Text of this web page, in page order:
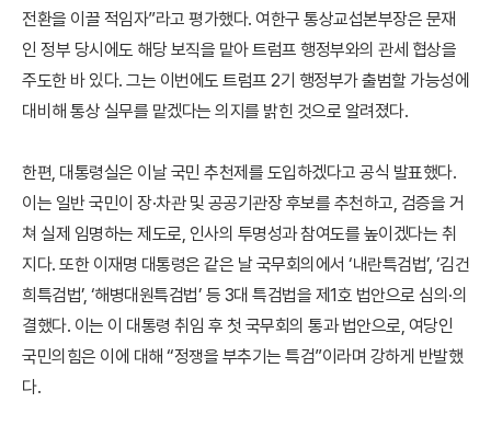
전환을 이끌 적임자”라고 평가했다. 여한구 통상교섭본부장은 문재
인 정부 당시에도 해당 보직을 맡아 트럼프 행정부와의 관세 협상을
주도한 바 있다. 그는 이번에도 트럼프 2기 행정부가 출범할 가능성에
대비해 통상 실무를 맡겠다는 의지를 밝힌 것으로 알려졌다.
한편, 대통령실은 이날 국민 추천제를 도입하겠다고 공식 발표했다.
이는 일반 국민이 장·차관 및 공공기관장 후보를 추천하고, 검증을 거
쳐 실제 임명하는 제도로, 인사의 투명성과 참여도를 높이겠다는 취
지다. 또한 이재명 대통령은 같은 날 국무회의에서 ‘내란특검법’, ‘김건
희특검법’, ‘해병대원특검법’ 등 3대 특검법을 제1호 법안으로 심의·의
결했다. 이는 이 대통령 취임 후 첫 국무회의 통과 법안으로, 여당인
국민의힘은 이에 대해 “정쟁을 부추기는 특검”이라며 강하게 반발했
다.